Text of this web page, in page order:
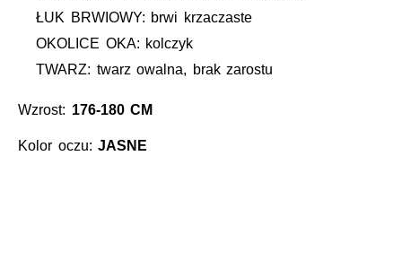
ŁUK BRWIOWY: brwi krzaczaste
OKOLICE OKA: kolczyk
TWARZ: twarz owalna, brak zarostu
Wzrost: 176-180 CM
Kolor oczu:JASNE